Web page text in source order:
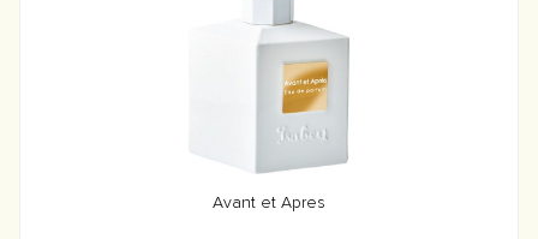
Avant et Apres